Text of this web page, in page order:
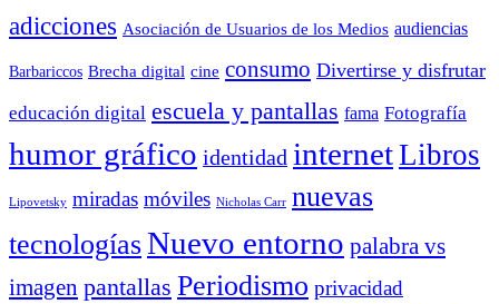
adicciones Asociación de Usuarios de los Medios audiencias
Barbariccos Brecha digital cine consumo Divertirse y disfrutar
educación digital escuela y pantallas fama Fotografía
humor gráfico identidad internetLibros
Lipovetsky miradas móviles Nicholas Carr nuevas
tecnologíasNuevo entorno palabra vs
imagen pantallas Periodismo privacidad